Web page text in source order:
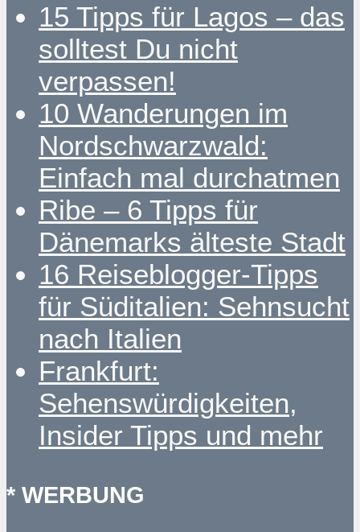
15 Tipps für Lagos – das
solltest Du nicht
verpassen!
10 Wanderungen im
Nordschwarzwald:
Einfach mal durchatmen
Ribe – 6 Tipps für
Dänemarks älteste Stadt
16 Reiseblogger-Tipps
für Süditalien: Sehnsucht
nach Italien
Frankfurt:
Sehenswürdigkeiten,
Insider Tipps und mehr
* WERBUNG